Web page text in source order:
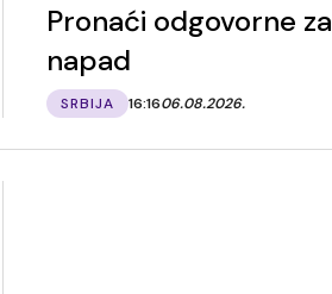
Pronaći odgovorne za
napad
SRBIJA 16:1606.08.2026.